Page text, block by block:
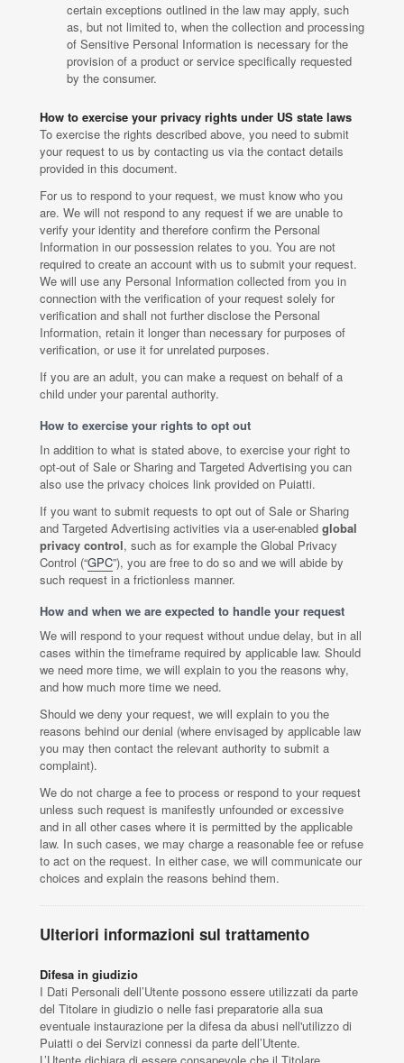
certain exceptions outlined in the law may apply, such
as, but not limited to, when the collection and processing
of Sensitive Personal Information is necessary for the
provision of a product or service specifically requested
by the consumer.
How to exercise your privacy rights under US state laws
To exercise the rights described above, you need to submit
your request to us by contacting us via the contact details
provided in this document.
For us to respond to your request, we must know who you
are. We will not respond to any request if we are unable to
verify your identity and therefore confirm the Personal
Information in our possession relates to you. You are not
required to create an account with us to submit your request.
We will use any Personal Information collected from you in
connection with the verification of your request solely for
verification and shall not further disclose the Personal
Information, retain it longer than necessary for purposes of
verification, or use it for unrelated purposes.
If you are an adult, you can make a request on behalf of a
child under your parental authority.
How to exercise your rights to opt out
In addition to what is stated above, to exercise your right to
opt-out of Sale or Sharing and Targeted Advertising you can
also use the privacy choices link provided on Puiatti.
If you want to submit requests to opt out of Sale or Sharing
and Targeted Advertising activities via a user-enabled global
privacy control, such as for example the Global Privacy
Control (“GPC”), you are free to do so and we will abide by
such request in a frictionless manner.
How and when we are expected to handle your request
We will respond to your request without undue delay, but in all
cases within the timeframe required by applicable law. Should
we need more time, we will explain to you the reasons why,
and how much more time we need.
Should we deny your request, we will explain to you the
reasons behind our denial (where envisaged by applicable law
you may then contact the relevant authority to submit a
complaint).
We do not charge a fee to process or respond to your request
unless such request is manifestly unfounded or excessive
and in all other cases where it is permitted by the applicable
law. In such cases, we may charge a reasonable fee or refuse
to act on the request. In either case, we will communicate our
choices and explain the reasons behind them.
Ulteriori informazioni sul trattamento
Difesa in giudizio
I Dati Personali dell’Utente possono essere utilizzati da parte
del Titolare in giudizio o nelle fasi preparatorie alla sua
eventuale instaurazione per la difesa da abusi nell'utilizzo di
Puiatti o dei Servizi connessi da parte dell’Utente.